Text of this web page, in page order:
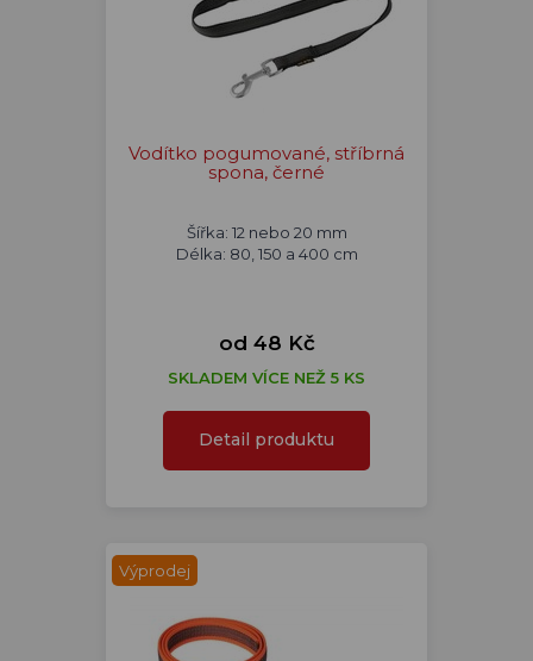
Vodítko pogumované, stříbrná
spona, černé
Šířka: 12 nebo 20 mm
Délka: 80, 150 a 400 cm
od 48 Kč
SKLADEM VÍCE NEŽ 5 KS
Detail produktu
Výprodej